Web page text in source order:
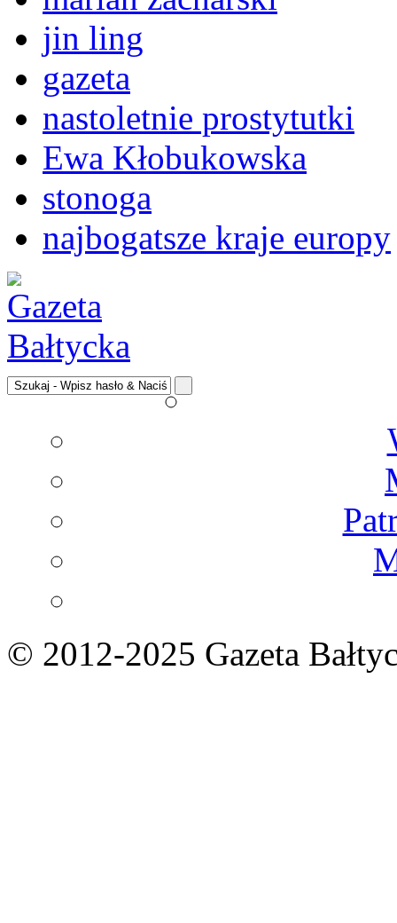
jin ling
gazeta
nastoletnie prostytutki
Ewa Kłobukowska
stonoga
najbogatsze kraje europy
© 2012-2025 Gazeta